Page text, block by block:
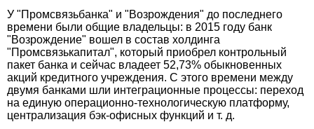
У "Промсвязьбанка" и "Возрождения" до последнего
времени были общие владельцы: в 2015 году банк
"Возрождение" вошел в состав холдинга
"Промсвязькапитал", который приобрел контрольный
пакет банка и сейчас владеет 52,73% обыкновенных
акций кредитного учреждения. С этого времени между
двумя банками шли интеграционные процессы: переход
на единую операционно-технологическую платформу,
централизация бэк-офисных функций и т. д.